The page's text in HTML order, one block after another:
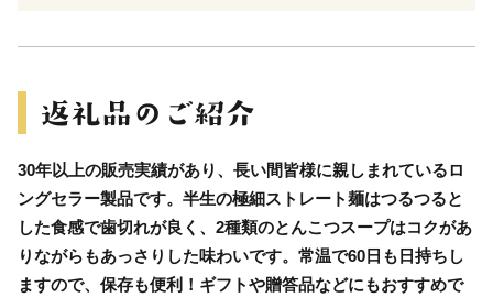
30年以上の販売実績があり、長い間皆様に親しまれているロ
ングセラー製品です。半生の極細ストレート麺はつるつると
した食感で歯切れが良く、2種類のとんこつスープはコクがあ
りながらもあっさりした味わいです。常温で60日も日持ちし
ますので、保存も便利！ギフトや贈答品などにもおすすめで